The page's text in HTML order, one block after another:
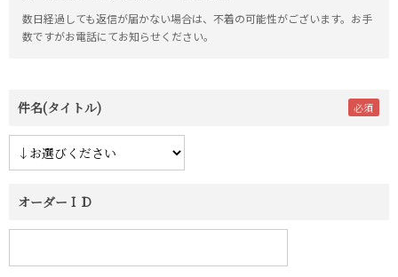
数日経過しても返信が届かない場合は、不着の可能性がございます。お手
数ですがお電話にてお知らせください。
件名(タイトル)
オーダーＩＤ